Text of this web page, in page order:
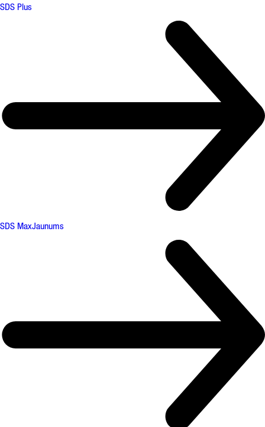
SDS Plus
SDS MaxJaunums